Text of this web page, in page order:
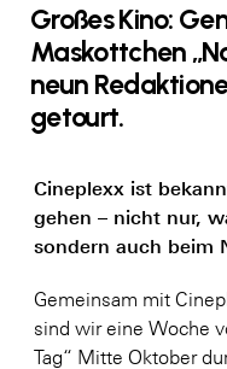
Großes Kino:
Maskottchen
neun
getourt.
Cineplexx ist
gehen – nicht nur,
sondern auch beim
Gemeinsam mit
sind wir eine Woche
Tag“ Mitte Oktober